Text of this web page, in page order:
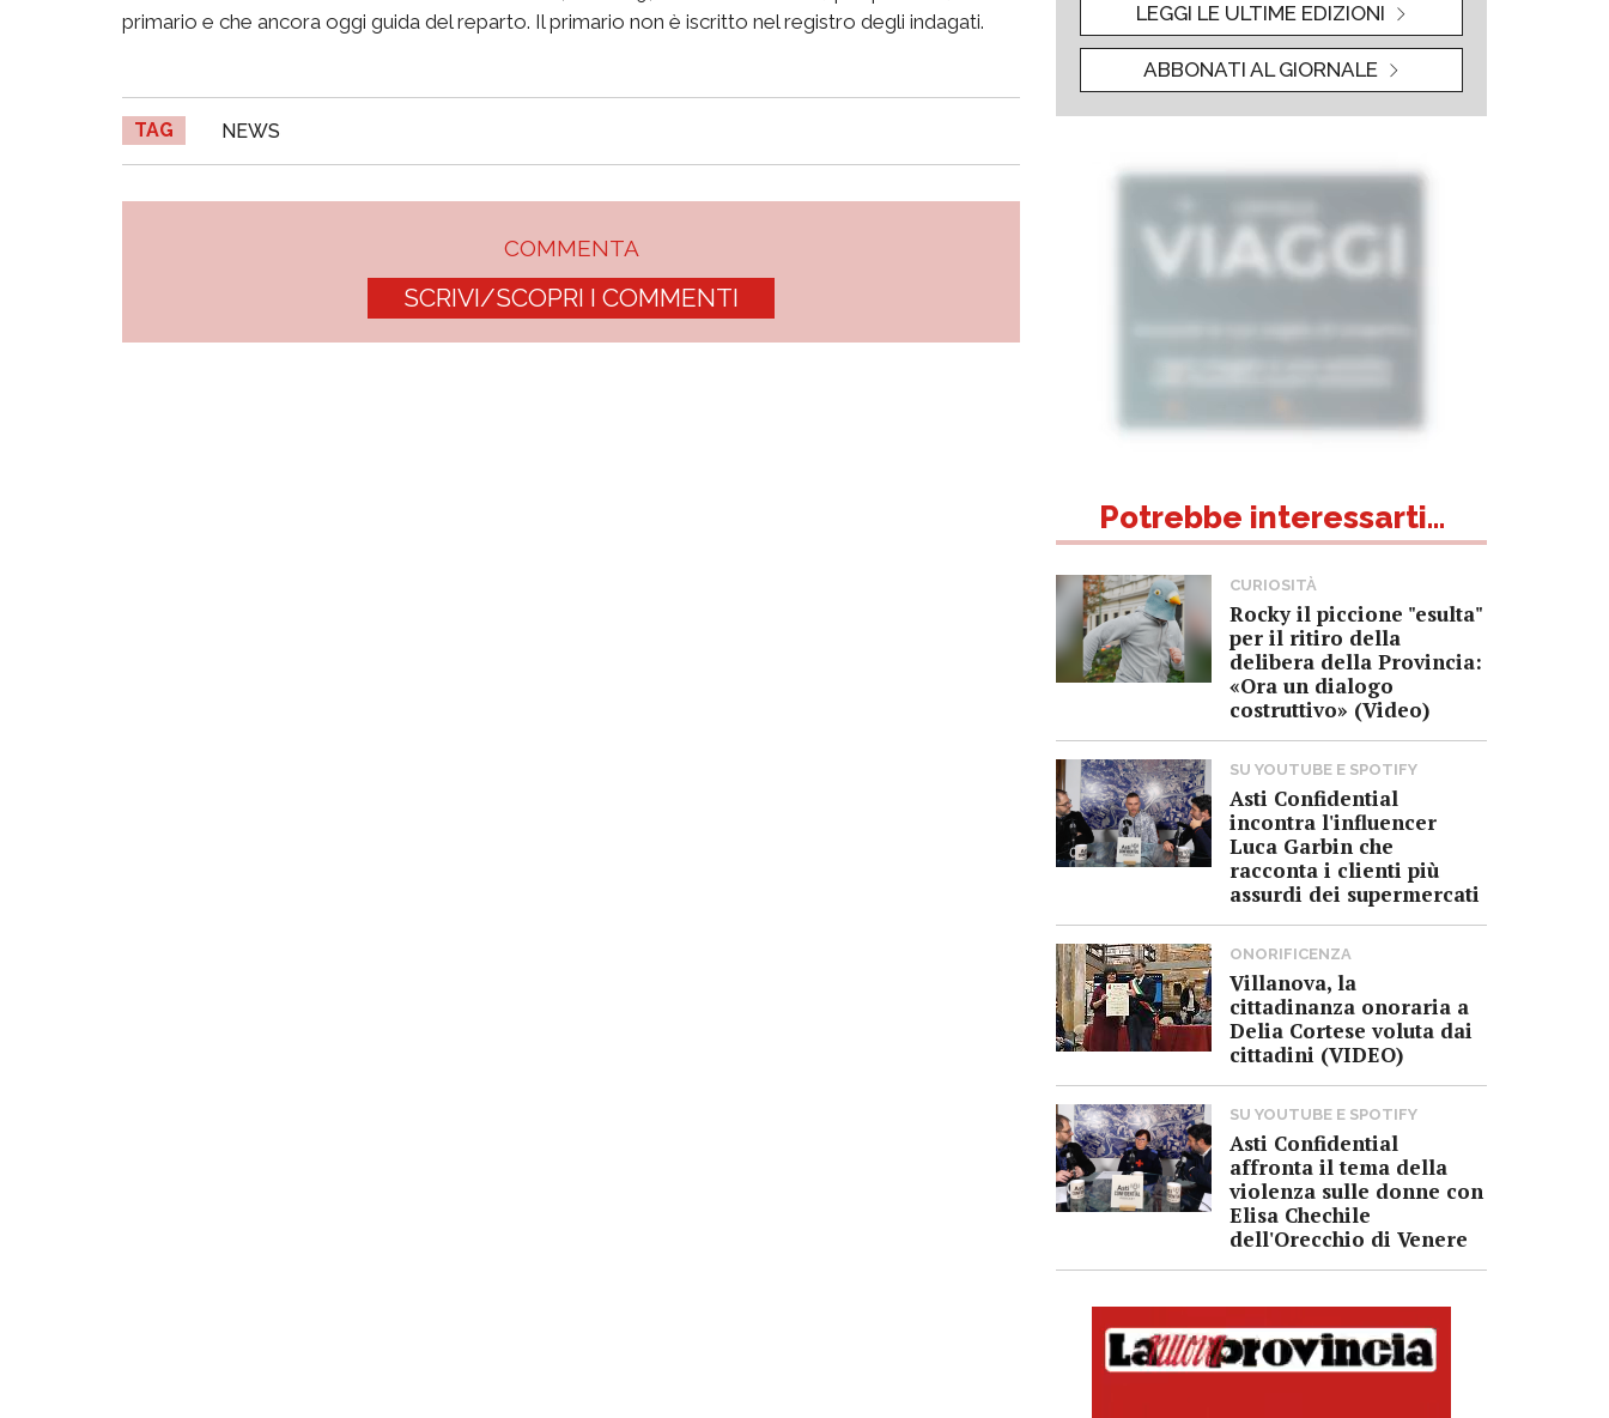
primario e che ancora oggi guida del reparto. Il primario non è iscritto nel registro degli indagati.
TAG NEWS
COMMENTA
SCRIVI/SCOPRI I COMMENTI
LEGGI LE ULTIME EDIZIONI
ABBONATI AL GIORNALE
Potrebbe interessarti...
CURIOSITÀ
Rocky il piccione "esulta"
per il ritiro della
delibera della Provincia:
«Ora un dialogo
costruttivo» (Video)
SU YOUTUBE E SPOTIFY
Asti Confidential
incontra l'influencer
Luca Garbin che
racconta i clienti più
assurdi dei supermercati
ONORIFICENZA
Villanova, la
cittadinanza onoraria a
Delia Cortese voluta dai
cittadini (VIDEO)
SU YOUTUBE E SPOTIFY
Asti Confidential
affronta il tema della
violenza sulle donne con
Elisa Chechile
dell'Orecchio di Venere